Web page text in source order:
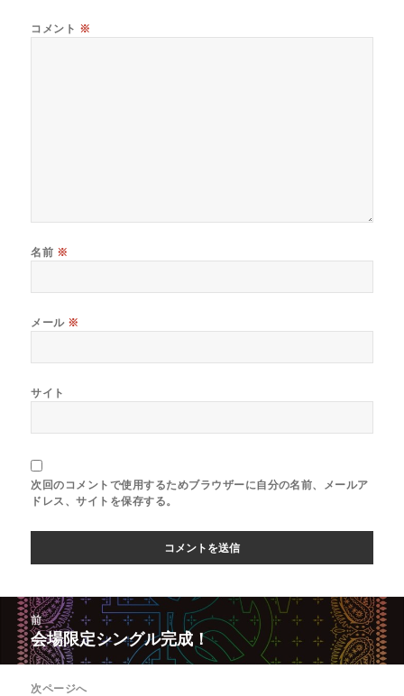
コメント ※
名前 ※
メール ※
サイト
次回のコメントで使用するためブラウザーに自分の名前、メールア
ドレス、サイトを保存する。
前
前
の
投
会場限定シングル完成！
次ページへ